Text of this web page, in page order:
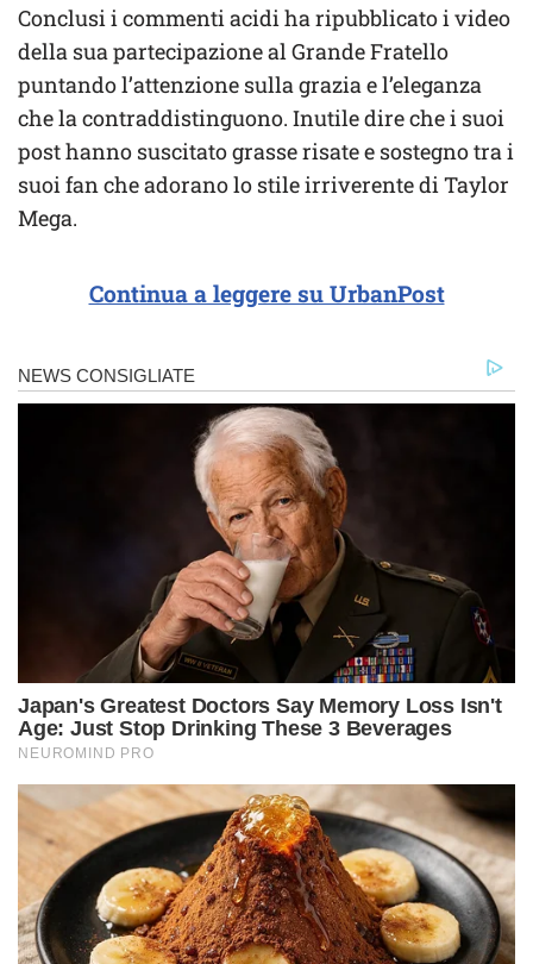
Conclusi i commenti acidi ha ripubblicato i video
della sua partecipazione al Grande Fratello
puntando l’attenzione sulla grazia e l’eleganza
che la contraddistinguono. Inutile dire che i suoi
post hanno suscitato grasse risate e sostegno tra i
suoi fan che adorano lo stile irriverente di Taylor
Mega.
Continua a leggere su UrbanPost